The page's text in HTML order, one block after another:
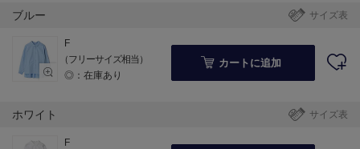
サイズ表
ブルー
F
（フリーサイズ相当）
◎：在庫あり
カートに追加
サイズ表
ホワイト
F